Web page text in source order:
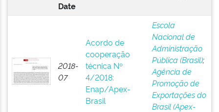
Date
2018-
07
Acordo de
cooperação
técnica Nº
4/2018:
Enap/Apex-
Brasil
Escola
Nacional de
Administração
Pública (Brasil);
Agência de
Promoção de
Exportações do
Brasil (Apex-